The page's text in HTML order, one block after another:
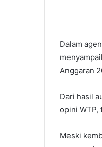
Dalam
Anggaran
Dari hasil
opini WTP,
Meski